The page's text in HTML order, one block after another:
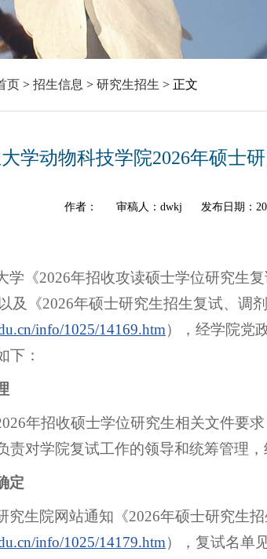
页 > 招生信息 > 研究生招生 > 正文
学动物科技学院2026年硕士
作者： 审稿人：dwkj 发布日期：
学《2026年招收攻读硕士学位研究生
及《2026年硕士研究生招生复试、调
info/1025/14169.htm），经学院党
下：
年招收硕士学位研究生相关文件要
责对学院复试工作的领导和统筹管理
定
究生院网站通知《2026年硕士研究生招
info/1025/14179.htm），复试名单